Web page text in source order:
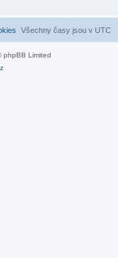
Všechny časy jsou v UTC
phpBB Limited